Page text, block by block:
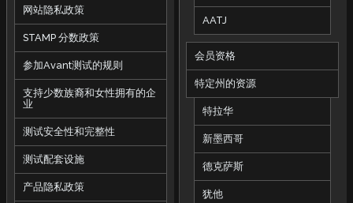
网站隐私政策
STAMP 分数政策
参加Avant测试的规则
支持少数族裔和女性拥有的企
业
测试安全性和完整性
测试配套设施
产品隐私政策
AATJ
会员资格
特定州的资源
特拉华
新墨西哥
德克萨斯
犹他